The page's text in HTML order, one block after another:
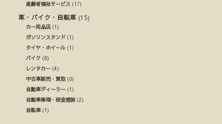
高齢者福祉サービス (17)
車・バイク・自転車 (15)
カー用品店 (1)
ガソリンスタンド (1)
タイヤ・ホイール (1)
バイク (6)
レンタカー (4)
中古車販売・買取 (0)
自動車ディーラー (1)
自動車修理・板金塗装 (2)
自転車(1)